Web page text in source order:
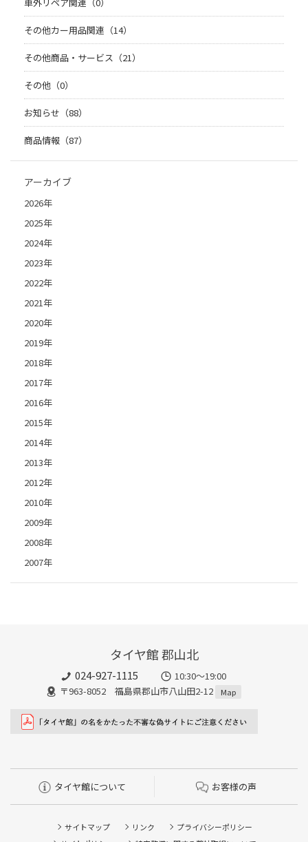
その他カー用品関連（14）
その他商品・サービス（21）
その他（0）
お知らせ（88）
商品情報（87）
アーカイブ
2026年
2025年
2024年
2023年
2022年
2021年
2020年
2019年
2018年
2017年
2016年
2015年
2014年
2013年
2012年
2010年
2009年
2008年
2007年
タイヤ館 郡山北
024-927-1115
10:30〜19:00
〒963-8052 福島県郡山市八山田2-12
Map
タイヤ館について お客様の声
サイトマップ リンク
プライバシーポリシー